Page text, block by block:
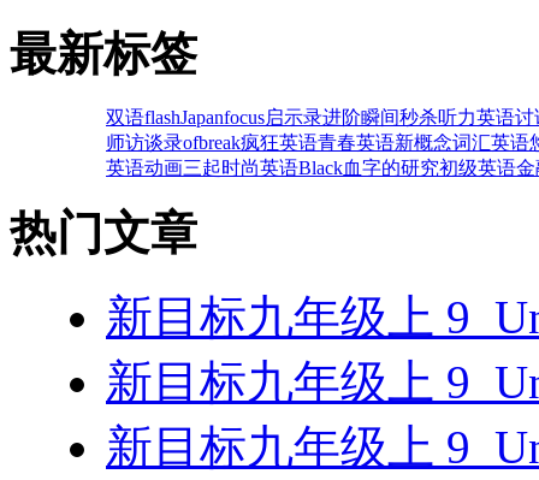
最新标签
双语flashJapanfocus启示录进阶瞬间秒杀听力英语讨
师访谈录ofbreak疯狂英语青春英语新概念词汇英语
英语动画三起时尚英语Black血字的研究初级英语金
热门文章
新目标九年级上
新目标九年级上
新目标九年级上